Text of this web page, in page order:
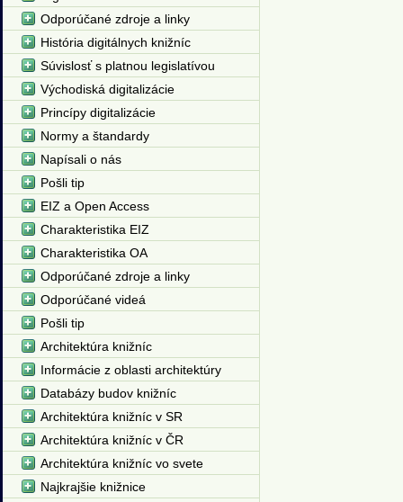
Odporúčané zdroje a linky
História digitálnych knižníc
Súvislosť s platnou legislatívou
Východiská digitalizácie
Princípy digitalizácie
Normy a štandardy
Napísali o nás
Pošli tip
EIZ a Open Access
Charakteristika EIZ
Charakteristika OA
Odporúčané zdroje a linky
Odporúčané videá
Pošli tip
Architektúra knižníc
Informácie z oblasti architektúry
Databázy budov knižníc
Architektúra knižníc v SR
Architektúra knižníc v ČR
Architektúra knižníc vo svete
Najkrajšie knižnice